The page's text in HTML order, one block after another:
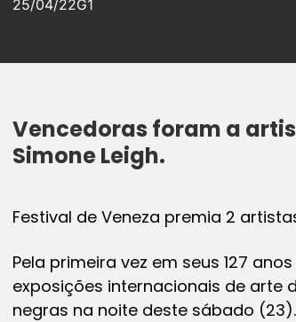
25/04/22G1
Vencedoras foram a
Simone Leigh.
Festival de Veneza premia 2
Pela primeira vez em seus 127
exposições internacionais de arte
negras na noite deste sábado (23).